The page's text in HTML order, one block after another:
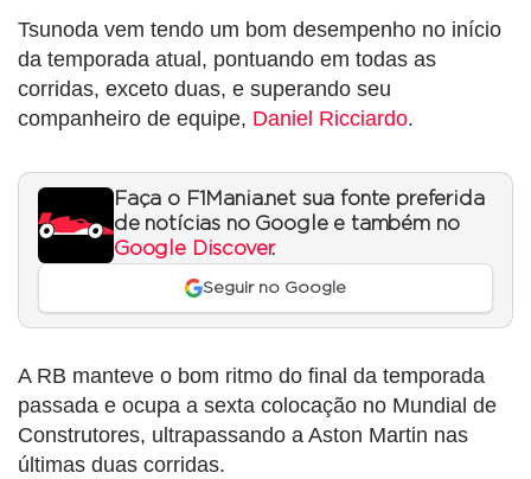
Tsunoda vem tendo um bom desempenho no início
da temporada atual, pontuando em todas as
corridas, exceto duas, e superando seu
companheiro de equipe, Daniel Ricciardo.
Faça o F1Mania.net sua fonte preferida
de notícias no Google e também no
Google Discover.
Seguir no Google
A RB manteve o bom ritmo do final da temporada
passada e ocupa a sexta colocação no Mundial de
Construtores, ultrapassando a Aston Martin nas
últimas duas corridas.